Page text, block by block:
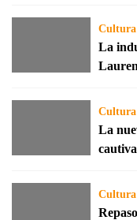
Cultura
La
Cultura
La
Cultura